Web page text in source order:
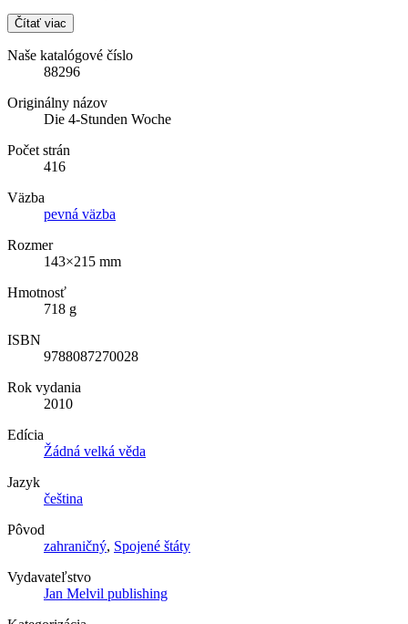
Čítať viac
Naše katalógové číslo
88296
Originálny názov
Die 4-Stunden Woche
Počet strán
416
Väzba
pevná väzba
Rozmer
143×215 mm
Hmotnosť
718 g
ISBN
9788087270028
Rok vydania
2010
Edícia
Žádná velká věda
Jazyk
čeština
Pôvod
zahraničný, Spojené štáty
Vydavateľstvo
Jan Melvil publishing